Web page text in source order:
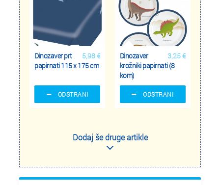
5,98 €
Dinozaver prt
papirnati 115 x 175 cm
ODSTRANI
3,25 €
Dinozaver
krožniki papirnati (8
kom)
ODSTRANI
Dodaj še druge artikle